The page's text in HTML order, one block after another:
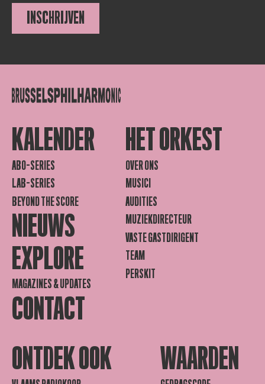
INSCHRIJVEN
KALENDER
ABO-SERIES
LAB-SERIES
BEYOND THE SCORE
NIEUWS
EXPLORE
MAGAZINES & UPDATES
CONTACT
HET ORKEST
OVER ONS
MUSICI
AUDITIES
MUZIEKDIRECTEUR
VASTE GASTDIRIGENT
TEAM
PERSKIT
ONTDEK OOK WAARDEN